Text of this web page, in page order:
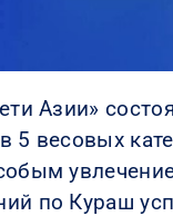
Азии»
5 весовых
по Кураш